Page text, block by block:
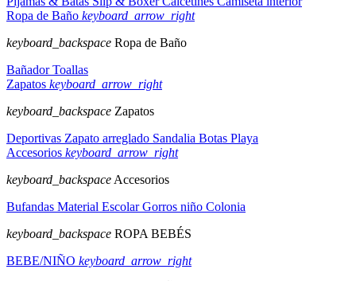
Ropa de Baño keyboard_arrow_right
keyboard_backspace Ropa de Baño
BañadorToallas
Zapatos keyboard_arrow_right
keyboard_backspace Zapatos
Deportivas Zapato arreglado Sandalia Botas Playa
Accesorios keyboard_arrow_right
keyboard_backspace Accesorios
Bufandas Material EscolarGorros niño Colonia
keyboard_backspace ROPA BEBÉS
BEBE/NIÑO keyboard_arrow_right